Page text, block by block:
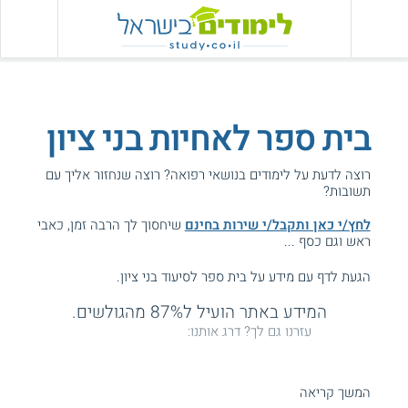
בית ספר לאחיות בני ציון
רוצה לדעת על לימודים בנושאי רפואה? רוצה שנחזור אליך עם
תשובות?
לחץ/י כאן ותקבל/י שירות בחינם שיחסוך לך הרבה זמן, כאבי
ראש וגם כסף ...
הגעת לדף עם מידע על בית ספר לסיעוד בני ציון.
המידע באתר הועיל ל87% מהגולשים.
עזרנו גם לך? דרג אותנו:
המשך קריאה